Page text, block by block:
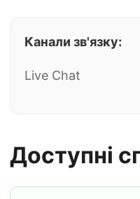
Канали зв'язку:
Live Chat
Доступні